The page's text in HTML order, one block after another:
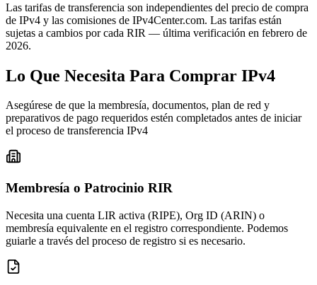
Las tarifas de transferencia son independientes del precio de compra
de IPv4 y las comisiones de IPv4Center.com. Las tarifas están
sujetas a cambios por cada RIR — última verificación en febrero de
2026.
Lo Que Necesita Para Comprar IPv4
Asegúrese de que la membresía, documentos, plan de red y
preparativos de pago requeridos estén completados antes de iniciar
el proceso de transferencia IPv4
Membresía o Patrocinio RIR
Necesita una cuenta LIR activa (RIPE), Org ID (ARIN) o
membresía equivalente en el registro correspondiente. Podemos
guiarle a través del proceso de registro si es necesario.